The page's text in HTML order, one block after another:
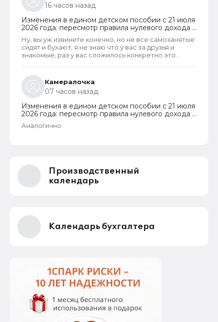
16 часов назад
Изменения в едином детском пособии с 21 июля
2026 года: пересмотр правила нулевого дохода и
новый порядок оформления пособий по месту
пребывания
Ну, вы уж извините конечно, но не все самозанятые
сидят и бухают, я не знаю что у вас за друзья и
знакомые, раз у вас сложилось конкретно это
Камералочка
07 часов назад
Изменения в едином детском пособии с 21 июля
2026 года: пересмотр правила нулевого дохода и
новый порядок оформления пособий по месту
пребывания
Аналогично
Производственный
календарь
Календарь бухгалтера